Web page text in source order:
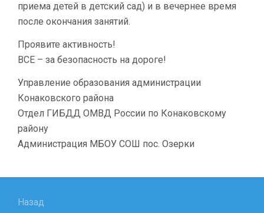
приема детей в детский сад) и в вечернее время
после окончания занятий.
Проявите активность!
ВСЕ – за безопасность на дороге!
Управление образования администрации
Конаковского района
Отдел ГИБДД ОМВД России по Конаковскому
району
Администрация МБОУ СОШ пос. Озерки
поНазад